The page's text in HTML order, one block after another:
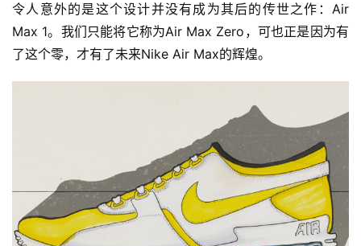
令人意外的是这个设计并没有成为其后的传世之作：Air
Max 1。我们只能将它称为Air Max Zero，可也正是因为有
了这个零，才有了未来Nike Air Max的辉煌。